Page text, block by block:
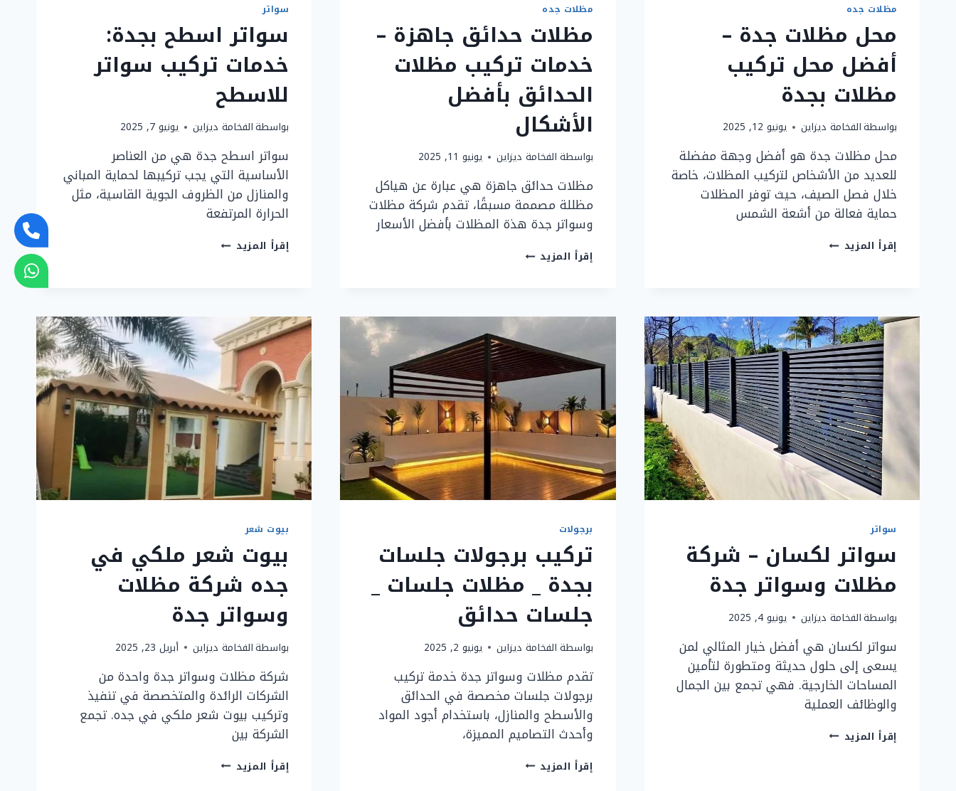
مظلات جده
محل مظلات جدة –
أفضل محل تركيب
مظلات بجدة
بواسطةالفخامة ديزاين يونيو 12, 2025
محل مظلات جدة هو أفضل وجهة مفضلة
للعديد من الأشخاص لتركيب المظلات، خاصة
خلال فصل الصيف، حيث توفر المظلات
حماية فعالة من أشعة الشمس
إقرأ المزيد محل
محل
تركيب
مظلات
بجدة
مظلات جده
مظلات حدائق جاهزة –
خدمات تركيب مظلات
الحدائق بأفضل
الأشكال
بواسطة الفخامة ديزاين يونيو 11, 2025
مظلات حدائق جاهزة هي عبارة عن هياكل
مظللة مصممة مسبقًا، تقدم شركة مظلات
وسواتر جدة هذة المظلات بأفضل الأسعار
إقرأ المزيد مظلات
خدمات
تركيب
مظلات
الحدائق
بأفضل
الأشكال
سواتر
سواتر اسطح بجدة:
خدمات تركيب سواتر
للاسطح
بواسطةالفخامة ديزاين يونيو 7, 2025
سواتر اسطح جدة هي من العناصر
الأساسية التي يجب تركيبها لحماية المباني
والمنازل من الظروف الجوية القاسية، مثل
الحرارة المرتفعة
إقرأ المزيد سواتر
للاسطح
سواتر
سواتر لكسان – شركة
مظلات وسواتر جدة
بواسطةالفخامة ديزاين يونيو 4, 2025
سواتر لكسان هي أفضل خيار المثالي لمن
يسعى إلى حلول حديثة ومتطورة لتأمين
المساحات الخارجية. فهي تجمع بين الجمال
والوظائف العملية
إقرأ المزيد سواتر
برجولات
تركيب برجولات جلسات
بجدة _ مظلات جلسات _
جلسات حدائق
بواسطة الفخامة ديزاين يونيو 2, 2025
تقدم مظلات وسواتر جدة خدمة تركيب
برجولات جلسات مخصصة في الحدائق
والأسطح والمنازل، باستخدام أجود المواد
وأحدث التصاميم المميزة،
إقرأ المزيد تركيب
بيوت شعر
بيوت شعر ملكي في
جده شركة مظلات
وسواتر جدة
بواسطةالفخامة ديزاين أبريل 23, 2025
شركة مظلات وسواتر جدة واحدة من
الشركات الرائدة والمتخصصة في تنفيذ
وتركيب بيوت شعر ملكي في جده. تجمع
الشركة بين
إقرأ المزيد بيوت